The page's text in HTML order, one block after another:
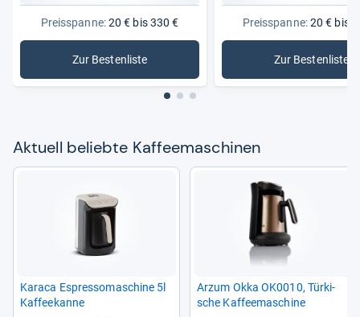
Preisspanne:20 € bis 330 €
Zur Bestenliste: Kaffeemaschinen
Preisspanne:20 € bis
Zur Bestenliste
:
Aktu­ell beliebte Kaf­fee­ma­schi­nen
Karaca Espres­so­ma­schine 5l
Kaf­fee­kanne
Arzum Okka OK0010, Tür­ki­
sche Kaf­fee­ma­schine